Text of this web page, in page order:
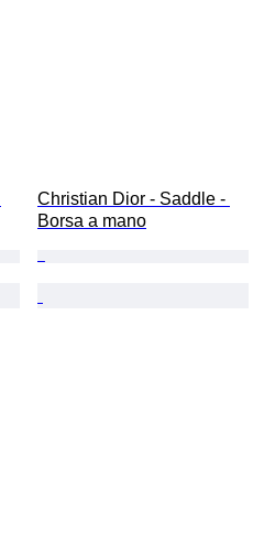
Christian Dior - Saddle -
Borsa a mano